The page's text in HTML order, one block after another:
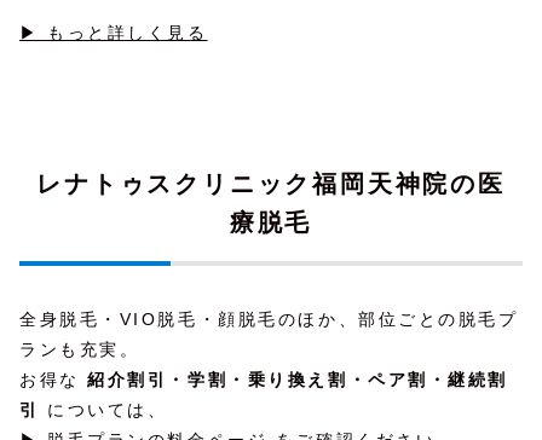
▶ もっと詳しく見る
レナトゥスクリニック福岡天神院の医
療脱毛
全身脱毛・VIO脱毛・顔脱毛のほか、部位ごとの脱毛プ
ランも充実。
お得な紹介割引・学割・乗り換え割・ペア割・継続割
引
については、